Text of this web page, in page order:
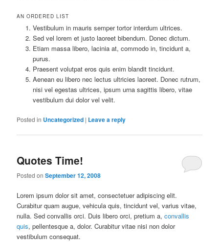
AN ORDERED LIST
Vestibulum in mauris semper tortor interdum ultrices.
Sed vel lorem et justo laoreet bibendum. Donec dictum.
Etiam massa libero, lacinia at, commodo in, tincidunt a,
purus.
Praesent volutpat eros quis enim blandit tincidunt.
Aenean eu libero nec lectus ultricies laoreet. Donec rutrum,
nisi vel egestas ultrices, ipsum urna sagittis libero, vitae
vestibulum dui dolor vel velit.
Posted in Uncategorized | Leave a reply
Quotes Time!
Posted onSeptember 12, 2008
Lorem ipsum dolor sit amet, consectetuer adipiscing elit.
Curabitur quam augue, vehicula quis, tincidunt vel, varius vitae,
nulla. Sed convallis orci. Duis libero orci, pretium a,convallis
quis, pellentesque a, dolor. Curabitur vitae nisi non dolor
vestibulum consequat.